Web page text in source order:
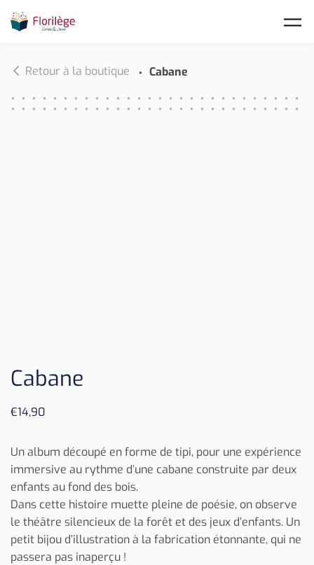
Retour à la boutique Cabane
Cabane
€14,90
Un album découpé en forme de tipi, pour une expérience
immersive au rythme d’une cabane construite par deux
enfants au fond des bois.
Dans cette histoire muette pleine de poésie, on observe
le théâtre silencieux de la forêt et des jeux d’enfants. Un
petit bijou d’illustration à la fabrication étonnante, qui ne
passera pas inaperçu !